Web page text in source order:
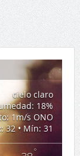
cielo claro
18%
1m/s ONO
32 • Mín: 31
°